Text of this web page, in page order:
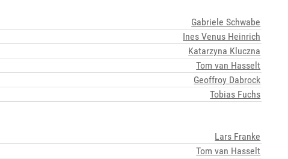
Gabriele Schwabe
Ines Venus Heinrich
Katarzyna Kluczna
Tom van Hasselt
Geoffroy Dabrock
Tobias Fuchs
Lars Franke
Tom van Hasselt